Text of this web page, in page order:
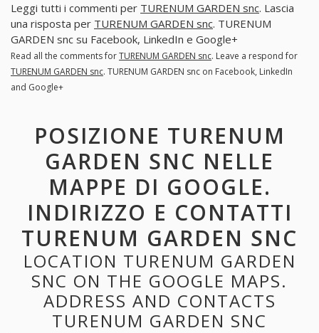
Leggi tutti i commenti per TURENUM GARDEN snc. Lascia
una risposta per TURENUM GARDEN snc. TURENUM
GARDEN snc su Facebook, LinkedIn e Google+
Read all the comments forTURENUM GARDEN snc. Leave a respond for
TURENUM GARDEN snc. TURENUM GARDEN snc on Facebook, LinkedIn
and Google+
POSIZIONE TURENUM
GARDEN SNC NELLE
MAPPE DI GOOGLE.
INDIRIZZO E CONTATTI
TURENUM GARDEN SNC
LOCATION TURENUM GARDEN
SNC ON THE GOOGLE MAPS.
ADDRESS AND CONTACTS
TURENUM GARDEN SNC